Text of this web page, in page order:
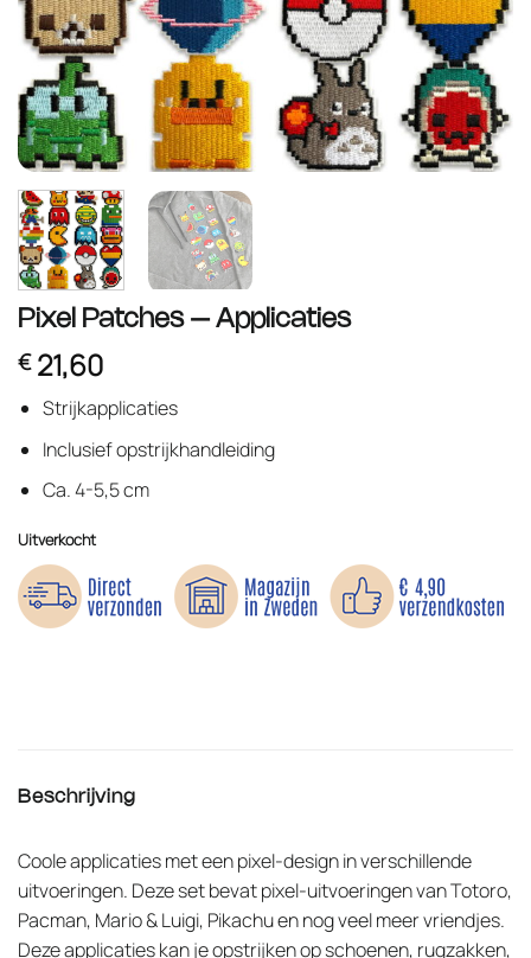
Pixel Patches – Applicaties
€21,60
Strijkapplicaties
Inclusief opstrijkhandleiding
Ca. 4-5,5 cm
Uitverkocht
Beschrijving
Coole applicaties met een pixel-design in verschillende
uitvoeringen. Deze set bevat pixel-uitvoeringen van Totoro,
Pacman, Mario & Luigi, Pikachu en nog veel meer vriendjes.
Deze applicaties kan je opstrijken op schoenen, rugzakken,